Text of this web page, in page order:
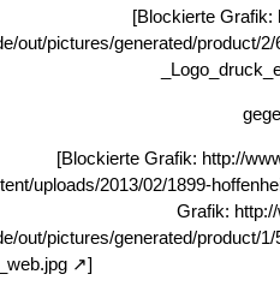
[Blockierte Grafik:
out/pictures/generated/product/
[Blockierte Grafik: http://
uploads/2013/02/1899-
Grafik:
out/pictures/generated/product/
]